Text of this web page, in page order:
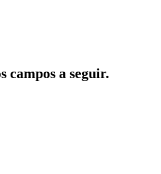
campos a seguir.